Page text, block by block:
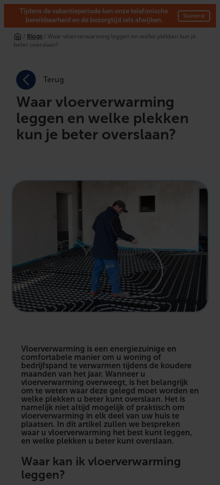
Tijdens de vakantieperiode kan onze telefonische
bereikbaarheid en de bezorgtijd iets afwijken.
Sluiten×
/ Blogs / Waar vloerverwarming leggen en welke plekken kun je
beter overslaan?
Terug
Waar vloerverwarming
leggen en welke plekken
kun je beter overslaan?
Vloerverwarming is een energiezuinige en
comfortabele manier om u woning of
bedrijfspand te verwarmen tijdens de koudere
maanden van het jaar. Wanneer u
vloerverwarming overweegt, is het belangrijk
om te weten waar deze gelegd moet worden en
welke plekken u beter kunt overslaan. Het is
namelijk niet altijd mogelijk of praktisch om
vloerverwarming in elk deel van uw huis te
plaatsen. In dit artikel zullen we bespreken
waar u vloerverwarming het best kunt leggen,
en welke plekken u beter kunt overslaan.
Waar kan ik vloerverwarming
leggen?